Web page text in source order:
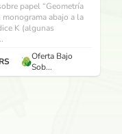
papel “Geometría
abajo a la
K (algunas
Oferta Bajo
Sob...